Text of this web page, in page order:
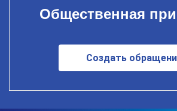
Общественная
Создать